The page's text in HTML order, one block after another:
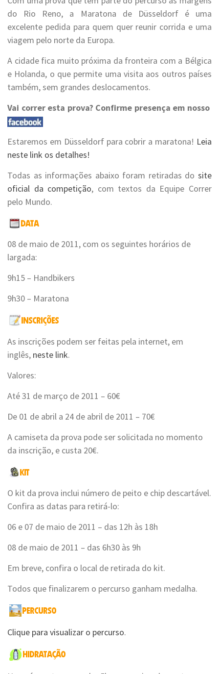
do Rio Reno, a Maratona de Düsseldorf é uma
excelente pedida para quem quer reunir corrida e uma
viagem pelo norte da Europa.
A cidade fica muito próxima da fronteira com a Bélgica
e Holanda, o que permite uma visita aos outros países
também, sem grandes deslocamentos.
Vai correr esta prova? Confirme presença em nosso
Estaremos em Düsseldorf para cobrir a maratona! Leia
neste link os detalhes!
Todas as informações abaixo foram retiradas do site
oficial da competição, com textos da Equipe Correr
pelo Mundo.
08 de maio de 2011, com os seguintes horários de
largada:
9h15 – Handbikers
9h30 – Maratona
As inscrições podem ser feitas pela internet, em
inglês, neste link.
Valores:
Até 31 de março de 2011 – 60€
De 01 de abril a 24 de abril de 2011 – 70€
A camiseta da prova pode ser solicitada no momento
da inscrição, e custa 20€.
O kit da prova inclui número de peito e chip descartável.
Confira as datas para retirá-lo:
06 e 07 de maio de 2011 – das 12h às 18h
08 de maio de 2011 – das 6h30 às 9h
Em breve, confira o local de retirada do kit.
Todos que finalizarem o percurso ganham medalha.
Clique para visualizar o percurso.